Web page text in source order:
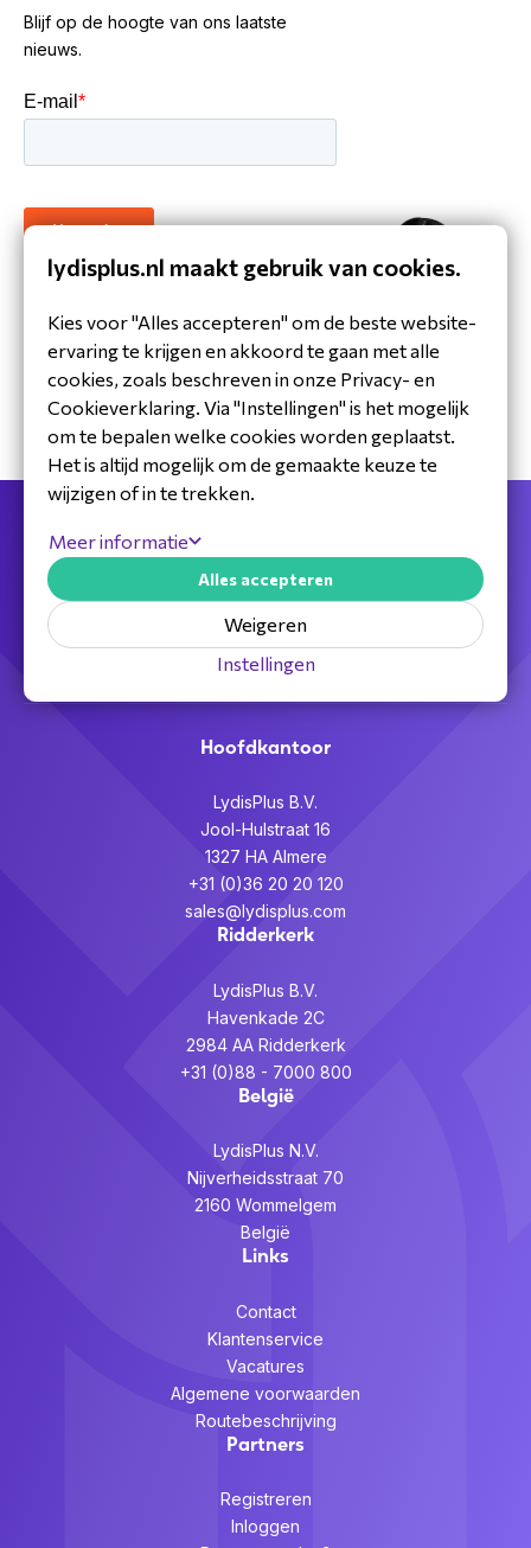
Blijf op de hoogte van ons laatste
nieuws.
30 jaar ervaring in de branche
Toegewijd Nederlands service- en
ondersteuningsteam
Specialistische distributeur
Jouw full service distributeur voor alle
telecom,
audiovisuele en beveiligingsoplossingen.
Partner worden >
Hoofdkantoor
LydisPlus B.V.
Jool-Hulstraat 16
1327 HA Almere
+31 (0)36 20 20 120
sales@lydisplus.com
Ridderkerk
LydisPlus B.V.
Havenkade 2C
2984 AA Ridderkerk
+31 (0)88 - 7000 800
België
LydisPlus N.V.
Nijverheidsstraat 70
2160 Wommelgem
België
Links
Contact
Klantenservice
Vacatures
Algemene voorwaarden
Routebeschrijving
Partners
Registreren
Inloggen
lydisplus.nl maakt gebruik van cookies.
Kies voor "Alles accepteren" om de beste website-
ervaring te krijgen en akkoord te gaan met alle
cookies, zoals beschreven in onze Privacy- en
Cookieverklaring. Via "Instellingen" is het mogelijk
om te bepalen welke cookies worden geplaatst.
Het is altijd mogelijk om de gemaakte keuze te
wijzigen of in te trekken.
Meer informatie
Instellingen
Weigeren
Alles accepteren